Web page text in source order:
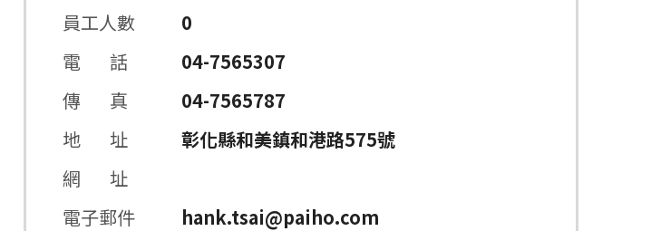
員工人數
0
電 話
04-7565307
傳 真
04-7565787
地 址
彰化縣和美鎮和港路575號
網 址
電子郵件
hank.tsai@paiho.com